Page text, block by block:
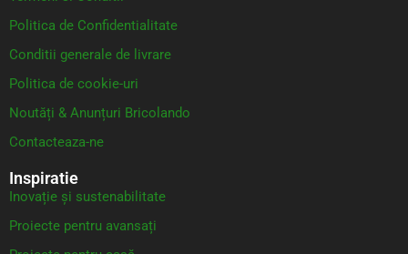
Politica de Confidentialitate
Conditii generale de livrare
Politica de cookie-uri
Noutăți & Anunțuri Bricolando
Contacteaza-ne
Inspiratie
Inovație și sustenabilitate
Proiecte pentru avansați